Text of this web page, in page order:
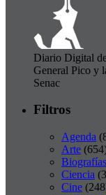
Diario Digital
General Pico y
Senac
Filtros
Agenda
Arte
Biografías
Ciencia
Cine